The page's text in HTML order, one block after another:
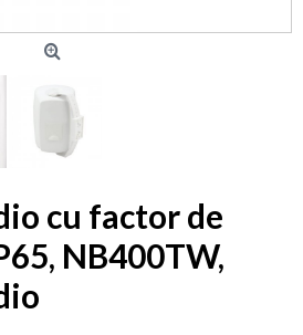
cu factor de
NB400TW,